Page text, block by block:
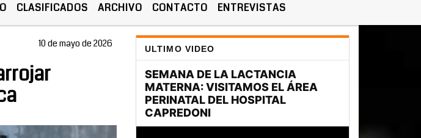
CLASIFICADOS ARCHIVO CONTACTO ENTREVISTAS
10 de mayo de 2026 ULTIMO VIDEO